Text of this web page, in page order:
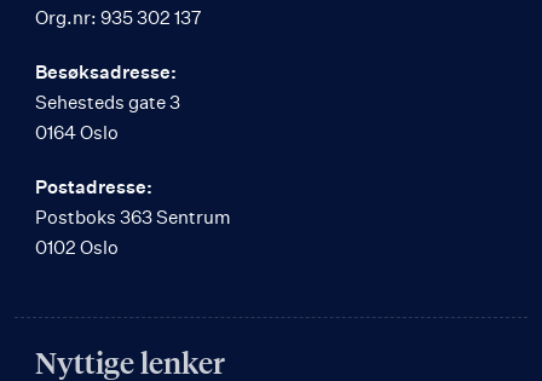
Org.nr: 935 302 137
Besøksadresse:
Sehesteds gate 3
0164 Oslo
Postadresse:
Postboks 363 Sentrum
0102 Oslo
Nyttige lenker